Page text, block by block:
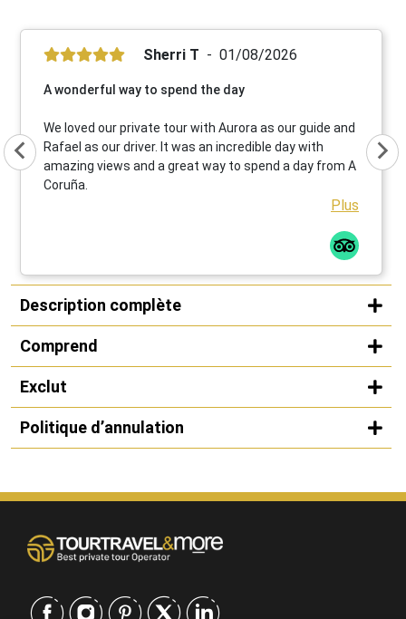
Sherri T 01/08/2026
A wonderful way to spend the day
We loved our private tour with Aurora as our guide and
Rafael as our driver. It was an incredible day with
amazing views and a great way to spend a day from A
Coruña.
Plus
Description complète
Comprend
Exclut
Politique d’annulation